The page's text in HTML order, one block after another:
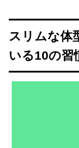
スリムな体
いる10の習